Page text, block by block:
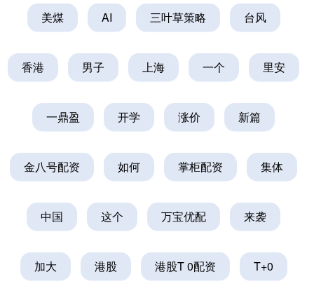
美煤 AI 三叶草策略 台风
香港 男子 上海 一个 里安
一鼎盈 开学 涨价 新篇
金八号配资 如何 掌柜配资 集体
中国 这个 万宝优配 来袭
加大 港股 港股T 0配资 T+0